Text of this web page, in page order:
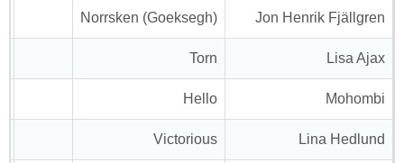
Jon Henrik Fjällgren
Norrsken (Goeksegh)
Lisa Ajax
Torn
Mohombi
Hello
Lina Hedlund
Victorious